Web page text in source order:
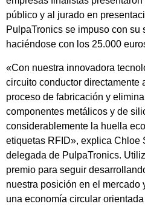
público y al jurado en
PulpaTronics se impuso con su
haciéndose con los 25.000
«Con nuestra innovadora
circuito conductor directamente
proceso de fabricación y
componentes metálicos y de
considerablemente la huella
etiquetas RFID», explica Chloe
delegada de PulpaTronics.
premio para seguir
nuestra posición en el mercado
una economía circular